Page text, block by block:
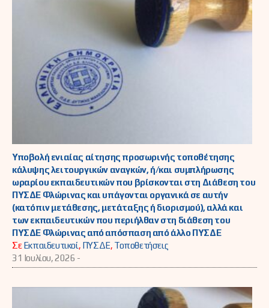
Υποβολή ενιαίας αίτησης προσωρινής τοποθέτησης
κάλυψης λειτουργικών αναγκών, ή/και συμπλήρωσης
ωραρίου εκπαιδευτικών που βρίσκονται στη Διάθεση του
ΠΥΣΔΕ Φλώρινας και υπάγονται οργανικά σε αυτήν
(κατόπιν μετάθεσης, μετάταξης ή διορισμού), αλλά και
των εκπαιδευτικών που περιήλθαν στη διάθεση του
ΠΥΣΔΕ Φλώρινας από απόσπαση από άλλο ΠΥΣΔΕ
ΣεΕκπαιδευτικοί, ΠΥΣΔΕ, Τοποθετήσεις
31 Ιουλίου, 2026 -